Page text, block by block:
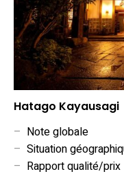
Hatago Kayausagi
– Note globale
– Situation
– Rapport qualité/prix